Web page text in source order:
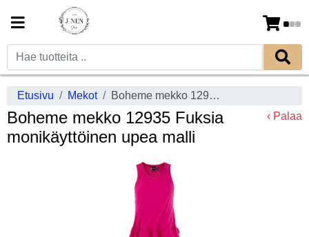
Etusivu Mekot Boheme mekko 12935 Fuksia monikäyttöinen upea malli
Boheme mekko 12935 Fuksia
monikäyttöinen upea malli
‹ Palaa